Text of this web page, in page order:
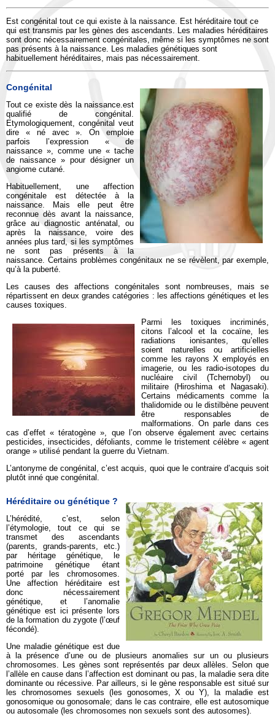
Est congénital tout ce qui existe à la naissance. Est héréditaire tout ce
qui est transmis par les gènes des ascendants. Les maladies héréditaires
sont donc nécessairement congénitales, même si les symptômes ne sont
pas présents à la naissance. Les maladies génétiques sont
habituellement héréditaires, mais pas nécessairement.
Congénital
Tout ce existe dès la naissance.est
qualifié de congénital.
Etymologiquement, congénital veut
dire « né avec ». On emploie
parfois l’expression « de
naissance », comme une « tache
de naissance » pour désigner un
angiome cutané.
Habituellement, une affection
congénitale est détectée à la
naissance. Mais elle peut être
reconnue dès avant la naissance,
grâce au diagnostic anténatal, ou
après la naissance, voire des
années plus tard, si les symptômes
ne sont pas présents à la
naissance. Certains problèmes congénitaux ne se révèlent, par exemple,
qu’à la puberté.
Les causes des affections congénitales sont nombreuses, mais se
répartissent en deux grandes catégories : les affections génétiques et les
causes toxiques.
Parmi les toxiques incriminés,
citons l’alcool et la cocaïne, les
radiations ionisantes, qu’elles
soient naturelles ou artificielles
comme les rayons X employés en
imagerie, ou les radio-isotopes du
nucléaire civil (Tchernobyl) ou
militaire (Hiroshima et Nagasaki).
Certains médicaments comme la
thalidomide ou le distilbène peuvent
être responsables de
malformations. On parle dans ces
cas d’effet « tératogène », que l’on observe également avec certains
pesticides, insecticides, défoliants, comme le tristement célèbre « agent
orange » utilisé pendant la guerre du Vietnam.
L’antonyme de congénital, c’est acquis, quoi que le contraire d’acquis soit
plutôt inné que congénital.
Héréditaire ou génétique ?
L’hérédité, c’est, selon
l’étymologie, tout ce qui se
transmet des ascendants
(parents, grands-parents, etc.)
par héritage génétique, le
patrimoine génétique étant
porté par les chromosomes.
Une affection héréditaire est
donc nécessairement
génétique, et l’anomalie
génétique est ici présente lors
de la formation du zygote (l’œuf
fécondé).
Une maladie génétique est due
à la présence d’une ou de plusieurs anomalies sur un ou plusieurs
chromosomes. Les gènes sont représentés par deux allèles. Selon que
l’allèle en cause dans l’affection est dominant ou pas, la maladie sera dite
dominante ou récessive. Par ailleurs, si le gène responsable est situé sur
les chromosomes sexuels (les gonosomes, X ou Y), la maladie est
gonosomique ou gonosomale; dans le cas contraire, elle est autosomique
ou autosomale (les chromosomes non sexuels sont des autosomes).